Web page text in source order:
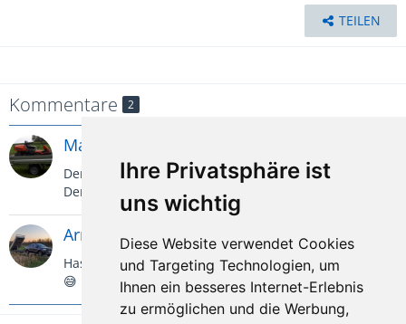
Ihre Privatsphäre ist
uns wichtig
Diese Website verwendet Cookies
und Targeting Technologien, um
Ihnen ein besseres Internet-Erlebnis
zu ermöglichen und die Werbung,
TEILEN
Kommentare 2
Mario77
Der ist da noch neu 😁
Der ist aber trotzdem immer sauber 🤣
Arnech8788 31. Januar 2021
Hast du den handgewaschen? Da ist ja nirgends Dreck
😅